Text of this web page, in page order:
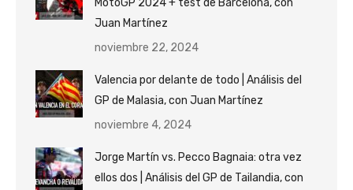
Juan Martínez
noviembre 22, 2024
Valencia por delante de todo | Análisis del
GP de Malasia, con Juan Martínez
noviembre 4, 2024
Jorge Martín vs. Pecco Bagnaia: otra vez
ellos dos | Análisis del GP de Tailandia, con